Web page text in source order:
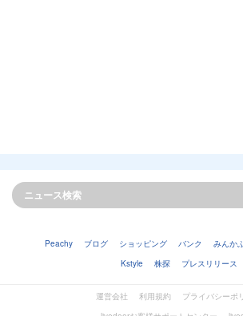
Peachy ブログ ショッピング バンク みんか
Kstyle
株探 プレスリリース
運営会社 利用規約
プライバシーポ